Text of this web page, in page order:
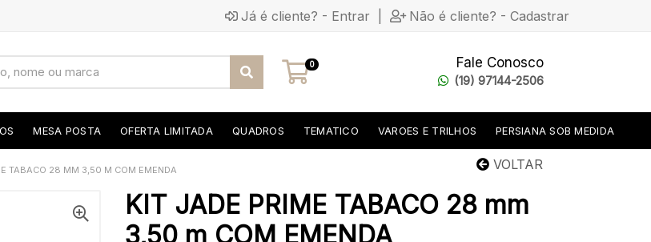
Já é cliente? - Entrar Não é cliente? - Cadastrar
0 Fale Conosco
(19) 97144-2506
MESA POSTA OFERTA LIMITADA QUADROS TEMATICO VAROES E TRILHOS PERSIANA SOB MEDIDA
VOLTAR
TABACO 28 MM 3,50 M COM EMENDA
KIT JADE PRIME TABACO 28 mm
3,50 m COM EMENDA